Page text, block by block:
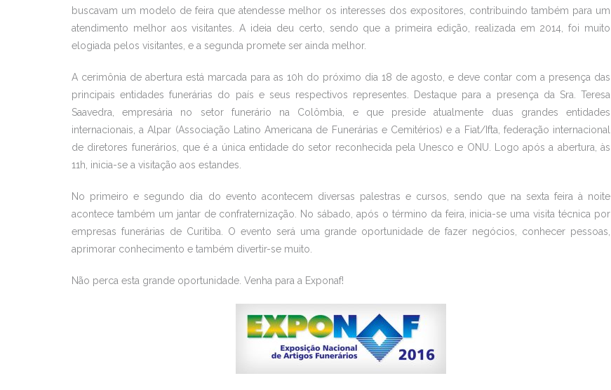
buscavam um modelo de feira que atendesse melhor os interesses dos expositores, contribuindo também para um
atendimento melhor aos visitantes. A ideia deu certo, sendo que a primeira edição, realizada em 2014, foi muito
elogiada pelos visitantes, e a segunda promete ser ainda melhor.
A cerimônia de abertura está marcada para as 10h do próximo dia 18 de agosto, e deve contar com a presença das
principais entidades funerárias do país e seus respectivos representes. Destaque para a presença da Sra. Teresa
Saavedra, empresária no setor funerário na Colômbia, e que preside atualmente duas grandes entidades
internacionais, a Alpar (Associação Latino Americana de Funerárias e Cemitérios) e a Fiat/Ifta, federação internacional
de diretores funerários, que é a única entidade do setor reconhecida pela Unesco e ONU. Logo após a abertura, às
11h, inicia-se a visitação aos estandes.
No primeiro e segundo dia do evento acontecem diversas palestras e cursos, sendo que na sexta feira à noite
acontece também um jantar de confraternização. No sábado, após o término da feira, inicia-se uma visita técnica por
empresas funerárias de Curitiba. O evento será uma grande oportunidade de fazer negócios, conhecer pessoas,
aprimorar conhecimento e também divertir-se muito.
Não perca esta grande oportunidade. Venha para a Exponaf!